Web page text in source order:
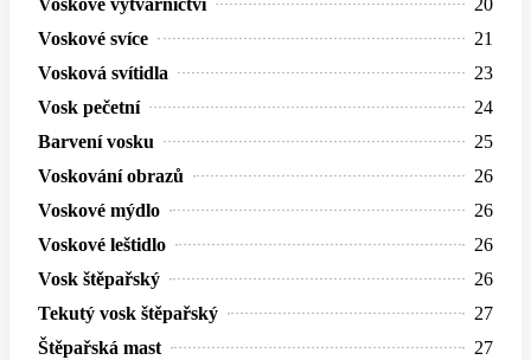
Voskové svíce
21
Vosková svítidla
23
Vosk pečetní
24
Barvení vosku
25
Voskování obrazů
26
Voskové mýdlo
26
Voskové leštidlo
26
Vosk štěpařský
26
Tekutý vosk štěpařský
27
Štěpařská mast
27